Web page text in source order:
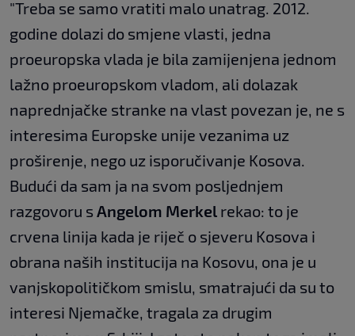
"Treba se samo vratiti malo unatrag. 2012.
godine dolazi do smjene vlasti, jedna
proeuropska vlada je bila zamijenjena jednom
lažno proeuropskom vladom, ali dolazak
naprednjačke stranke na vlast povezan je, ne s
interesima Europske unije vezanima uz
proširenje, nego uz isporučivanje Kosova.
Budući da sam ja na svom posljednjem
razgovoru s Angelom Merkel rekao: to je
crvena linija kada je riječ o sjeveru Kosova i
obrana naših institucija na Kosovu, ona je u
vanjskopolitičkom smislu, smatrajući da su to
interesi Njemačke, tragala za drugim